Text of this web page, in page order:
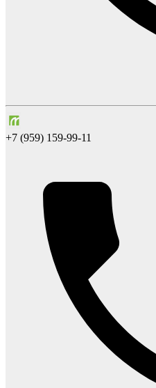
+7 (959) 159-99-11